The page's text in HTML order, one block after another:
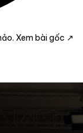
Xem bài gốc ↗